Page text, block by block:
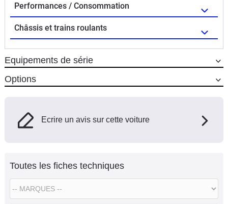
Performances / Consommation
Châssis et trains roulants
Equipements de série
Options
Ecrire un avis sur cette voiture
Toutes les fiches techniques